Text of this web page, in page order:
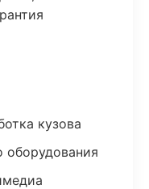
кузова
оборудования